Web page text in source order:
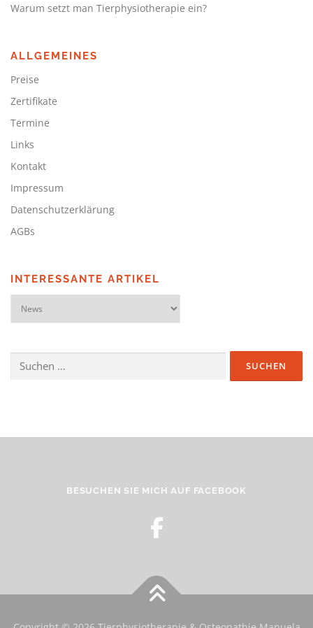
Warum setzt man Tierphysiotherapie ein?
ALLGEMEINES
Preise
Zertifikate
Termine
Links
Kontakt
Impressum
Datenschutzerklärung
AGBs
INTERESSANTE ARTIKEL
Suchen nach:
BESUCHEN SIE MICH AUF FACEBOOK